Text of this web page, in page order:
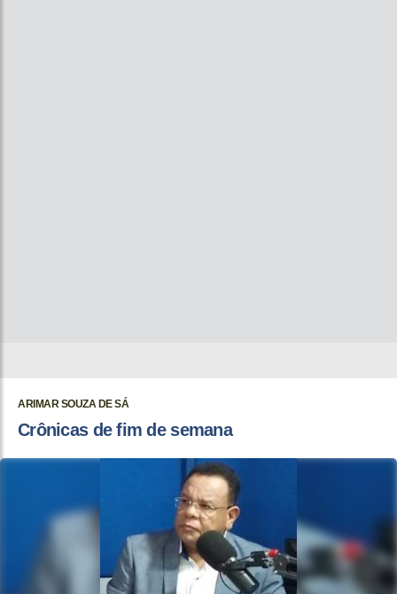
ARIMAR SOUZA DE SÁ
Crônicas de fim de semana